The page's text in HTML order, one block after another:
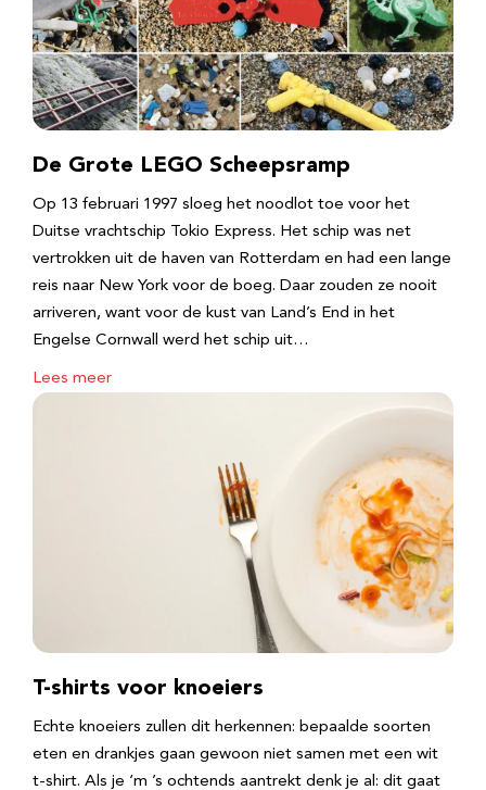
De Grote LEGO Scheepsramp
Op 13 februari 1997 sloeg het noodlot toe voor het
Duitse vrachtschip Tokio Express. Het schip was net
vertrokken uit de haven van Rotterdam en had een lange
reis naar New York voor de boeg. Daar zouden ze nooit
arriveren, want voor de kust van Land’s End in het
Engelse Cornwall werd het schip uit…
Lees meer
T-shirts voor knoeiers
Echte knoeiers zullen dit herkennen: bepaalde soorten
eten en drankjes gaan gewoon niet samen met een wit
t-shirt. Als je ‘m ’s ochtends aantrekt denk je al: dit gaat